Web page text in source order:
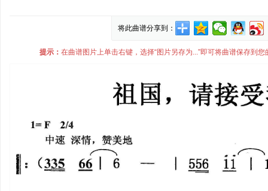
将此曲谱分享到：
提示： 在曲谱图片上单击右键，选择“图片另存为...”即可将曲谱保存到